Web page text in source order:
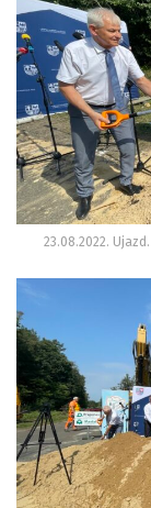
23.08.2022.